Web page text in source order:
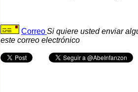
CorreoSi quiere usted enviar
este correo electrónico